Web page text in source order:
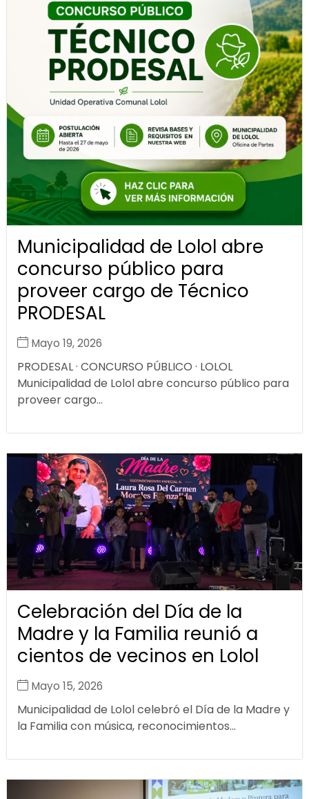
Municipalidad de Lolol abre
concurso público para
proveer cargo de Técnico
PRODESAL
Mayo 19, 2026
PRODESAL · CONCURSO PÚBLICO · LOLOL
Municipalidad de Lolol abre concurso público para
proveer cargo...
Celebración del Día de la
Madre y la Familia reunió a
cientos de vecinos en Lolol
Mayo 15, 2026
Municipalidad de Lolol celebró el Día de la Madre y
la Familia con música, reconocimientos...